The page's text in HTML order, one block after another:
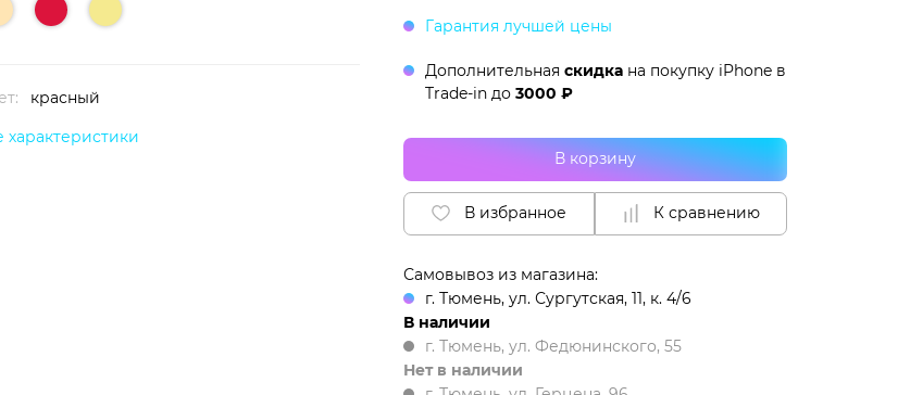
красный
характеристики
Гарантия лучшей цены
Дополнительная скидкана покупку iPhone в
Trade-inдо 3000 ₽
В корзину
В избранное К сравнению
Самовывоз из магазина:
г. Тюмень, ул. Сургутская, 11, к. 4/6
В наличии
г. Тюмень, ул. Федюнинского, 55
Нет в наличии